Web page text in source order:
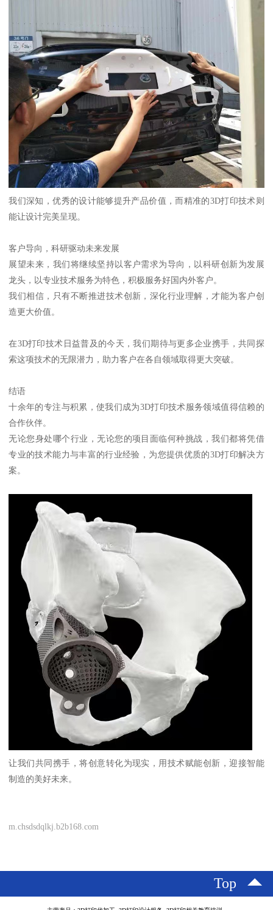
我们深知，优秀的设计能够提升产品价值，而精准的3D打印技术则
能让设计完美呈现。
客户导向，科研驱动未来发展
展望未来，我们将继续坚持以客户需求为导向，以科研创新为发展
龙头，以专业技术服务为特色，积极服务好国内外客户。
我们相信，只有不断推进技术创新，深化行业理解，才能为客户创
造更大价值。
在3D打印技术日益普及的今天，我们期待与更多企业携手，共同探
索这项技术的无限潜力，助力客户在各自领域取得更大突破。
结语
十余年的专注与积累，使我们成为3D打印技术服务领域值得信赖的
合作伙伴。
无论您身处哪个行业，无论您的项目面临何种挑战，我们都将凭借
专业的技术能力与丰富的行业经验，为您提供优质的3D打印解决方
案。
让我们共同携手，将创意转化为现实，用技术赋能创新，迎接智能
制造的美好未来。
m.chsdsdqlkj.b2b168.com
Top